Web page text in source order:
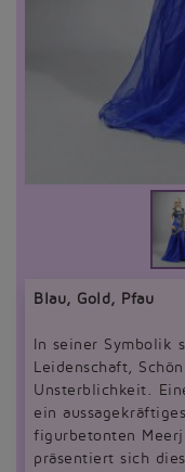
Blau, Gold, Pfau
In seiner Symbolik
Leidenschaft,
Unsterblichkeit.
ein
figurbetonten
präsentiert sich